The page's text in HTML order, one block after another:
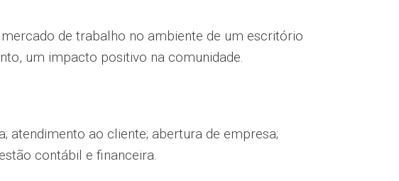
de trabalho no ambiente de um escritório
um impacto positivo na comunidade.
atendimento ao cliente; abertura de empresa;
contábil e financeira.